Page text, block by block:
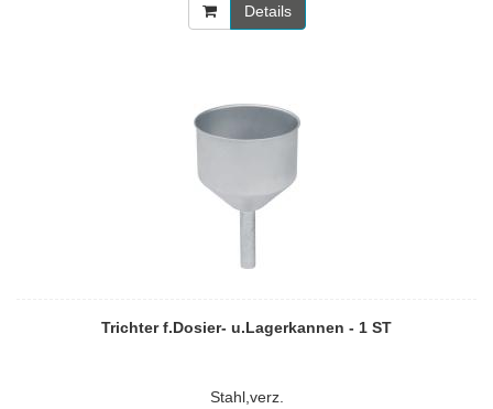
Details
Trichter f.Dosier- u.Lagerkannen - 1 ST
Stahl,verz.